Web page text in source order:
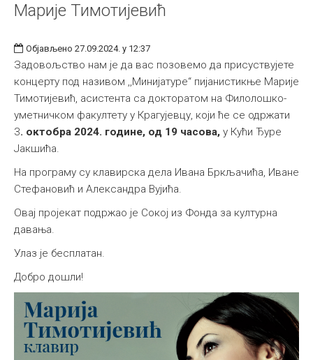
Марије Тимотијевић
Објављено 27.09.2024. у 12:37
Задовољство нам је да вас позовемо да присуствујете
концерту под називом ,,Минијатуре“ пијанистикње Марије
Тимотијевић, асистента са докторатом на Филолошко-
уметничком факултету у Крагујевцу, који ће се одржати
3. октобра 2024. године, од 19 часова, у Кући Ђуре
Јакшића.
На програму су клавирска дела Ивана Бркљачића, Иване
Стефановић и Александра Вујића.
Овај пројекат подржао је Сокој из Фонда за културна
давања.
Улаз је бесплатан.
Добро дошли!